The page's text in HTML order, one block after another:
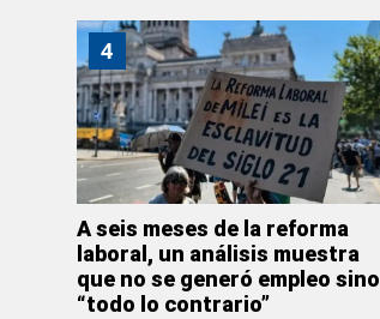
4
A seis meses de la reforma
laboral, un análisis muestra
que no se generó empleo sino
“todo lo contrario”